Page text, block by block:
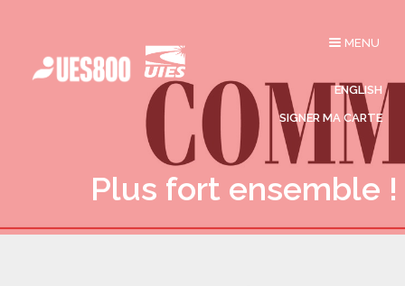
Affichage
MENU
ENGLISH
SIGNER MA CARTE
Plus fort ensemble !